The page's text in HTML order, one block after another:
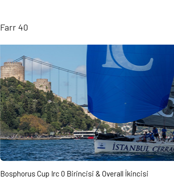
Farr 40
Bosphorus Cup Irc 0 Birincisi & Overall İkincisi